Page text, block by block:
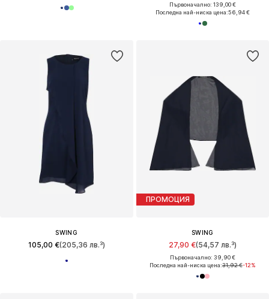
Първоначално: 139,00 €
Последна най-ниска цена:56,94 €
SWING
105,00 €(205,36 лв.³)
ПРОМОЦИЯ
SWING
27,90 €(54,57 лв.³)
Първоначално: 39,90 €
Последна най-ниска цена:31,92 €-12%